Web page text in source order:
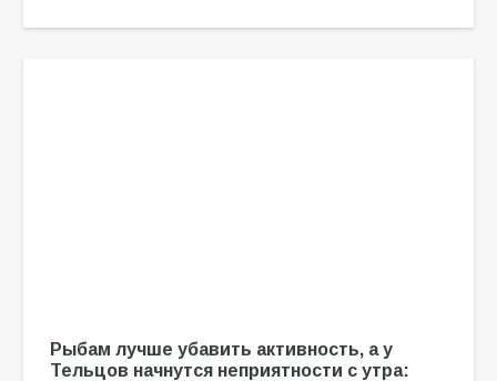
Рыбам лучше убавить активность, а у
Тельцов начнутся неприятности с утра: